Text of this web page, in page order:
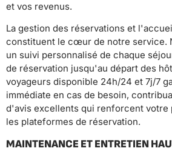
et vos revenus.
La gestion des réservations et
constituent le cœur de notre service.
un suivi personnalisé de chaque
de réservation jusqu'au départ des
voyageurs disponible 24h/24 et 7j/7
immédiate en cas de besoin,
d'avis excellents qui renforcent votre
les plateformes de réservation.
MAINTENANCE ET ENTRETIEN